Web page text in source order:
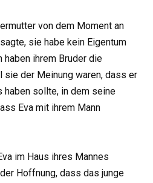
von dem Moment an
sie habe kein Eigentum
haben ihrem Bruder die
sie der Meinung waren, dass er
haben sollte, in dem seine
Eva mit ihrem Mann
im Haus ihres Mannes
Hoffnung, dass das junge